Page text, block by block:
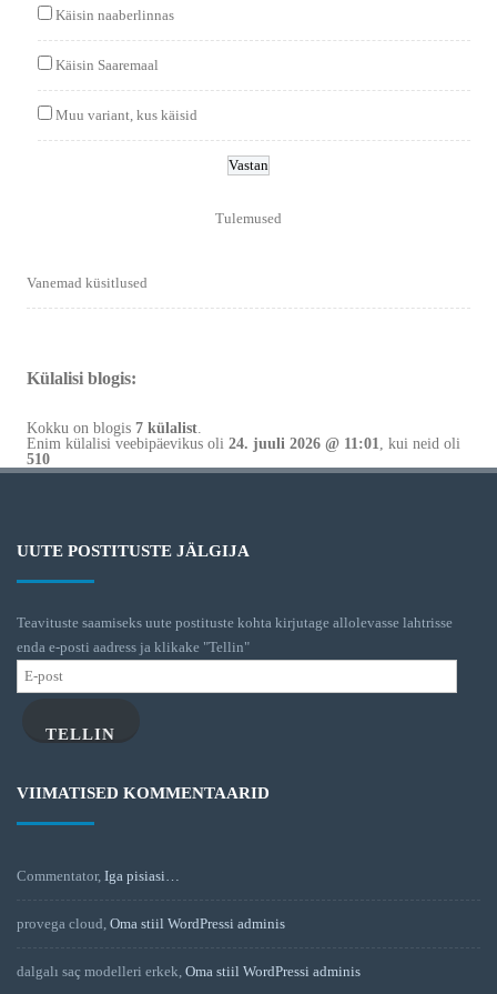
Käisin naaberlinnas
Käisin Saaremaal
Muu variant, kus käisid
Tulemused
Vanemad küsitlused
Külalisi blogis:
Kokku on blogis 7 külalist.
Enim külalisi veebipäevikus oli 24. juuli 2026 @ 11:01, kui neid oli
510
UUTE POSTITUSTE JÄLGIJA
Teavituste saamiseks uute postituste kohta kirjutage allolevasse lahtrisse
enda e-posti aadress ja klikake "Tellin"
E-
post
TELLIN
VIIMATISED KOMMENTAARID
Commentator, Iga pisiasi…
provega cloud, Oma stiil WordPressi adminis
dalgalı saç modelleri erkek, Oma stiil WordPressi adminis